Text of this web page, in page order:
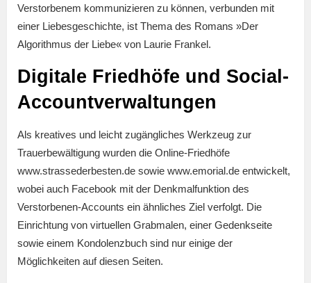
Verstorbenem kommunizieren zu können, verbunden mit
einer Liebesgeschichte, ist Thema des Romans »Der
Algorithmus der Liebe« von Laurie Frankel.
Digitale Friedhöfe und Social-
Accountverwaltungen
Als kreatives und leicht zugängliches Werkzeug zur
Trauerbewältigung wurden die Online-Friedhöfe
www.strassederbesten.de sowie www.emorial.de entwickelt,
wobei auch Facebook mit der Denkmalfunktion des
Verstorbenen-Accounts ein ähnliches Ziel verfolgt. Die
Einrichtung von virtuellen Grabmalen, einer Gedenkseite
sowie einem Kondolenzbuch sind nur einige der
Möglichkeiten auf diesen Seiten.